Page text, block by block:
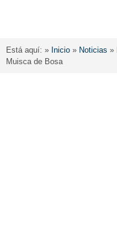
Está aquí: » Inicio » Noticias »
Muisca de Bosa